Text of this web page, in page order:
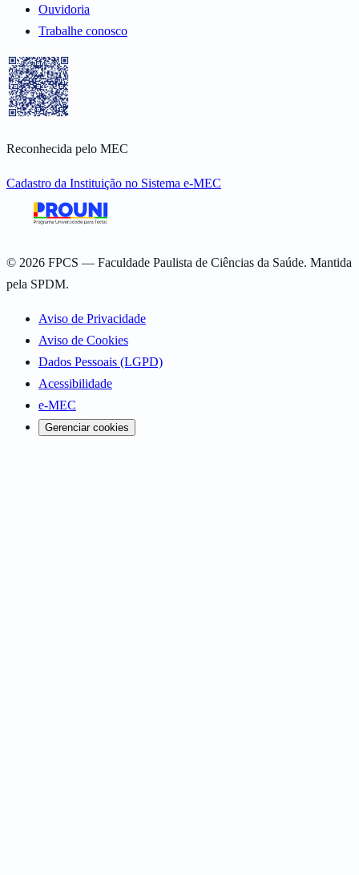
Ouvidoria
Trabalhe conosco
Reconhecida pelo MEC
Cadastro da Instituição no Sistema e-MEC
© 2026 FPCS — Faculdade Paulista de Ciências da Saúde. Mantida
pela SPDM.
Aviso de Privacidade
Aviso de Cookies
Dados Pessoais (LGPD)
Acessibilidade
e-MEC
Gerenciar cookies